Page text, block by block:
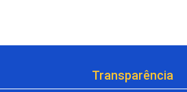
Transparência